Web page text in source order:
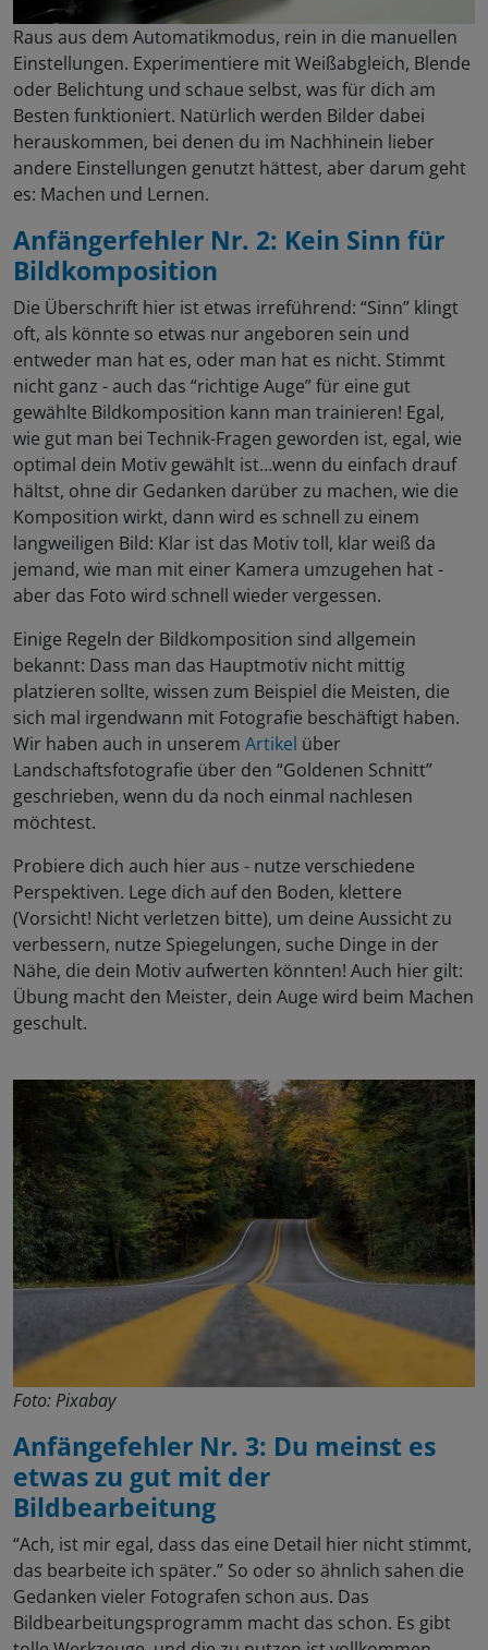
Raus aus dem Automatikmodus, rein in die manuellen
Einstellungen. Experimentiere mit Weißabgleich, Blende
oder Belichtung und schaue selbst, was für dich am
Besten funktioniert. Natürlich werden Bilder dabei
herauskommen, bei denen du im Nachhinein lieber
andere Einstellungen genutzt hättest, aber darum geht
es: Machen und Lernen.
Anfängerfehler Nr. 2: Kein Sinn für
Bildkomposition
Die Überschrift hier ist etwas irreführend: “Sinn” klingt
oft, als könnte so etwas nur angeboren sein und
entweder man hat es, oder man hat es nicht. Stimmt
nicht ganz - auch das “richtige Auge” für eine gut
gewählte Bildkomposition kann man trainieren! Egal,
wie gut man bei Technik-Fragen geworden ist, egal, wie
optimal dein Motiv gewählt ist…wenn du einfach drauf
hältst, ohne dir Gedanken darüber zu machen, wie die
Komposition wirkt, dann wird es schnell zu einem
langweiligen Bild: Klar ist das Motiv toll, klar weiß da
jemand, wie man mit einer Kamera umzugehen hat -
aber das Foto wird schnell wieder vergessen.
Einige Regeln der Bildkomposition sind allgemein
bekannt: Dass man das Hauptmotiv nicht mittig
platzieren sollte, wissen zum Beispiel die Meisten, die
sich mal irgendwann mit Fotografie beschäftigt haben.
Wir haben auch in unserem Artikel über
Landschaftsfotografie über den “Goldenen Schnitt”
geschrieben, wenn du da noch einmal nachlesen
möchtest.
Probiere dich auch hier aus - nutze verschiedene
Perspektiven. Lege dich auf den Boden, klettere
(Vorsicht! Nicht verletzen bitte), um deine Aussicht zu
verbessern, nutze Spiegelungen, suche Dinge in der
Nähe, die dein Motiv aufwerten könnten! Auch hier gilt:
Übung macht den Meister, dein Auge wird beim Machen
geschult.
Foto: Pixabay
Anfängefehler Nr. 3: Du meinst es
etwas zu gut mit der
Bildbearbeitung
“Ach, ist mir egal, dass das eine Detail hier nicht stimmt,
das bearbeite ich später.” So oder so ähnlich sahen die
Gedanken vieler Fotografen schon aus. Das
Bildbearbeitungsprogramm macht das schon. Es gibt